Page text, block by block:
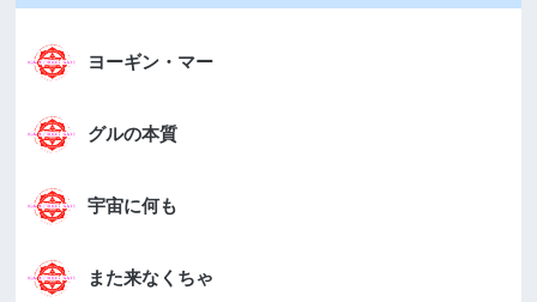
ヨーギン・マー
グルの本質
宇宙に何も
また来なくちゃ